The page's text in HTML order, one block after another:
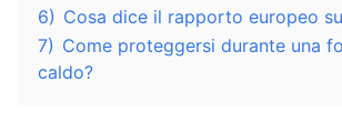
6) Cosa dice il rapporto europeo
7) Come proteggersi durante una
caldo?